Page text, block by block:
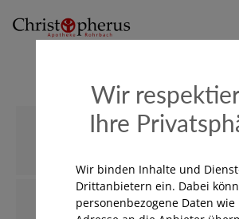
Wir
Ihre
Wir binden Inhalte und
Drittanbietern ein. Dabei
personenbezogene Daten wie